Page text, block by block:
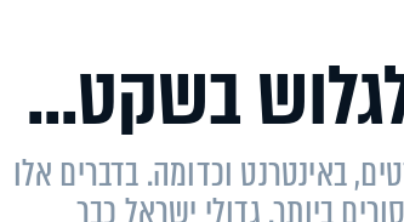
בשקט...
באינטרנט וכדומה. בדברים אלו